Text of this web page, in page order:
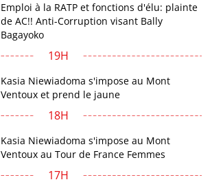
Emploi à la RATP et fonctions d'élu: plainte
de AC!! Anti-Corruption visant Bally
Bagayoko
19H
Kasia Niewiadoma s'impose au Mont
Ventoux et prend le jaune
18H
Kasia Niewiadoma s'impose au Mont
Ventoux au Tour de France Femmes
17H